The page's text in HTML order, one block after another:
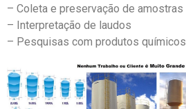
– Coleta e preservação de amostras
– Interpretação de laudos
– Pesquisas com produtos químicos